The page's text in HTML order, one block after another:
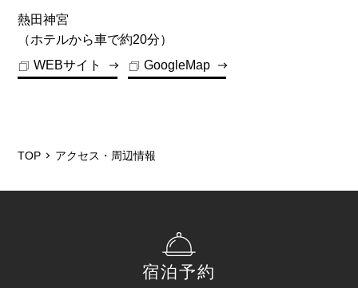
熱田神宮
（ホテルから車で約20分）
WEBサイト
GoogleMap
TOP アクセス・周辺情報
宿泊予約